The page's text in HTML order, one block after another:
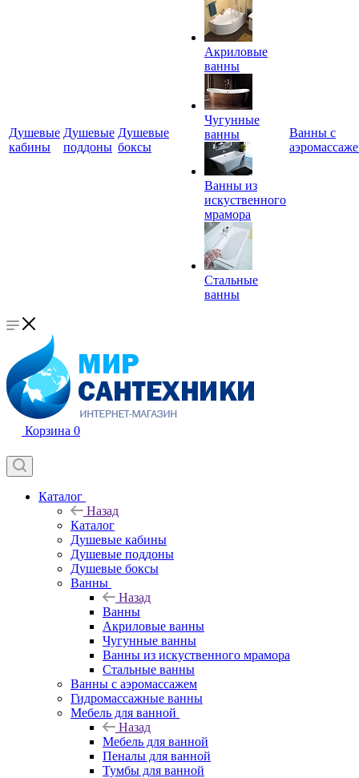
Душевые
кабины
Душевые
поддоны
Душевые
боксы
Акриловые
ванны
Чугунные
ванны
Ванны из
искуственного
мрамора
Стальные
ванны
Ванны с
Корзина 0
Каталог
Назад
Каталог
Душевые кабины
Душевые поддоны
Душевые боксы
Ванны
Назад
Ванны
Акриловые ванны
Чугунные ванны
Ванны из искуственного мрамора
Стальные ванны
Ванны с аэромассажем
Гидромассажные ванны
Мебель для ванной
Назад
Мебель для ванной
Пеналы для ванной
Тумбы для ванной